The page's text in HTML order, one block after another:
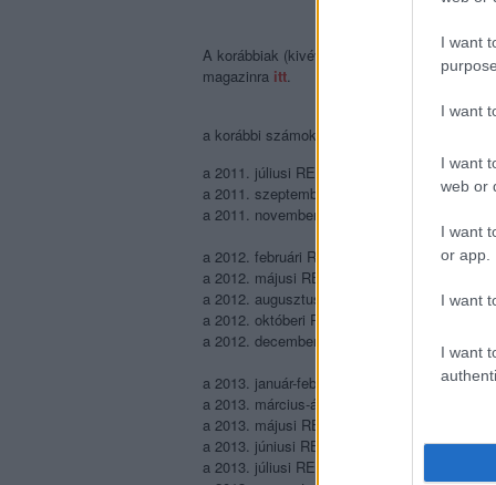
I want
I want
I want
web or
I want
or app.
I want
I want
A korábbiak (kivéve az elsőt, ami már sold
magazinra itt.
a korábbi számok fókusztémái:
a 2011. júliusi REC001
Popzene és nyár
a 2011. szeptemberi REC002
Popzene és
a 2011. novemberi REC003
a 2012. februári REC004
Popzene és drogok
a 2012. májusi REC005
a 2012. augusztusi REC006
Popzene és
a 2012. októberi REC007
a 2012. decemberi REC008
a 2013. január-februári REC009
Zenepuzzle
a 2013. március-áprilisi REC010
a 2013. májusi REC011
a 2013. júniusi REC012 a
Magyar hiphop
a 2013. júliusi REC013